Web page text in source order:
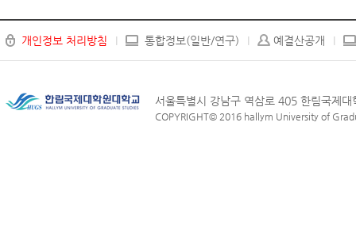
개인정보 처리방침 통합정보(일반/연구) 예결산공개
서울특별시 강남구 역삼로 405 한림국제
COPYRIGHT© 2016 hallym University of